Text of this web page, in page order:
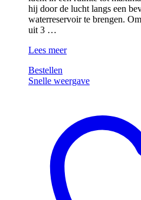
hij door de lucht langs een
waterreservoir te brengen.
uit 3 …
Philips
Lees meer
Bestellen
Snelle weergave